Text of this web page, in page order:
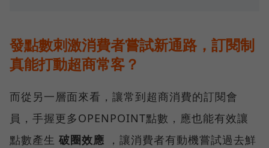
發點數刺激消費者嘗試新通路，訂閱制
真能打動超商常客？
而從另一層面來看，讓常到超商消費的訂閱會
員，手握更多OPENPOINT點數，應也能有效讓
點數產生 破圈效應 ，讓消費者有動機嘗試過去鮮